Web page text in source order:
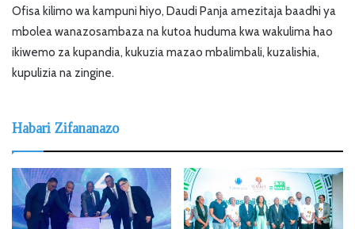
Ofisa kilimo wa kampuni hiyo, Daudi Panja amezitaja baadhi ya
mbolea wanazosambaza na kutoa huduma kwa wakulima hao
ikiwemo za kupandia, kukuzia mazao mbalimbali, kuzalishia,
kupulizia na zingine.
Habari Zifananazo